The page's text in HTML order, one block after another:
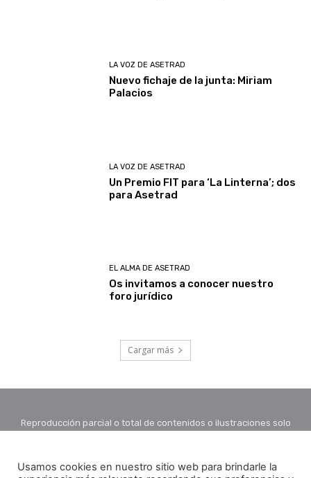
LA VOZ DE ASETRAD
Nuevo fichaje de la junta: Miriam
Palacios
LA VOZ DE ASETRAD
Un Premio FIT para ‘La Linterna’; dos
para Asetrad
EL ALMA DE ASETRAD
Os invitamos a conocer nuestro
foro jurídico
Cargar más
Reproducción parcial o total de contenidos o ilustraciones solo
Usamos cookies en nuestro sitio web para brindarle la